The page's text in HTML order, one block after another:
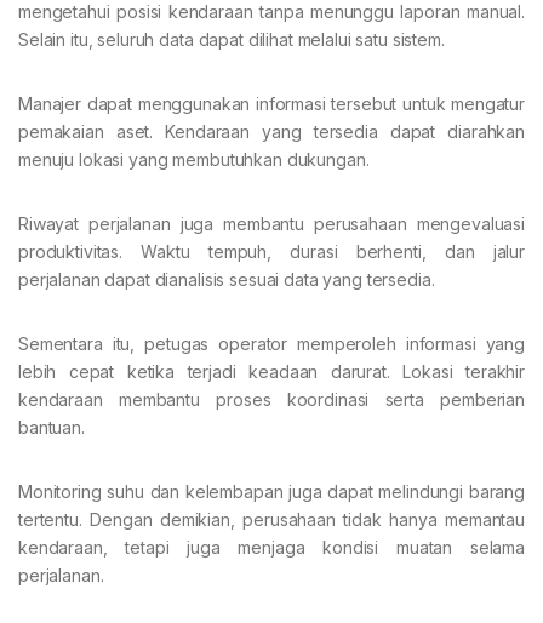
mengetahui posisi kendaraan tanpa menunggu laporan manual.
Selain itu, seluruh data dapat dilihat melalui satu sistem.
Manajer dapat menggunakan informasi tersebut untuk mengatur
pemakaian aset. Kendaraan yang tersedia dapat diarahkan
menuju lokasi yang membutuhkan dukungan.
Riwayat perjalanan juga membantu perusahaan mengevaluasi
produktivitas. Waktu tempuh, durasi berhenti, dan jalur
perjalanan dapat dianalisis sesuai data yang tersedia.
Sementara itu, petugas operator memperoleh informasi yang
lebih cepat ketika terjadi keadaan darurat. Lokasi terakhir
kendaraan membantu proses koordinasi serta pemberian
bantuan.
Monitoring suhu dan kelembapan juga dapat melindungi barang
tertentu. Dengan demikian, perusahaan tidak hanya memantau
kendaraan, tetapi juga menjaga kondisi muatan selama
perjalanan.